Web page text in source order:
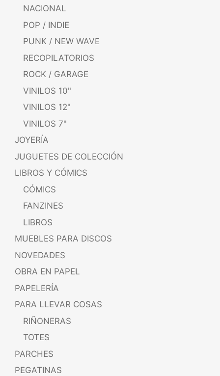
NACIONAL
POP / INDIE
PUNK / NEW WAVE
RECOPILATORIOS
ROCK / GARAGE
VINILOS 10"
VINILOS 12"
VINILOS 7"
JOYERÍA
JUGUETES DE COLECCIÓN
LIBROS Y CÓMICS
CÓMICS
FANZINES
LIBROS
MUEBLES PARA DISCOS
NOVEDADES
OBRA EN PAPEL
PAPELERÍA
PARA LLEVAR COSAS
RIÑONERAS
TOTES
PARCHES
PEGATINAS